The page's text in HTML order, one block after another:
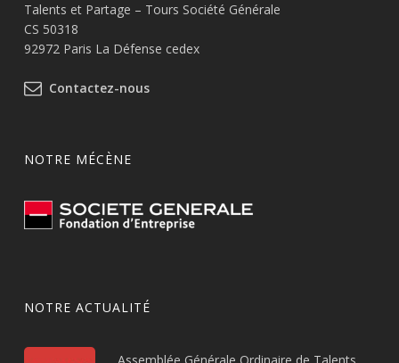
Talents et Partage – Tours Société Générale
CS 50318
92972 Paris La Défense cedex
Contactez-nous
NOTRE MÉCÈNE
NOTRE ACTUALITÉ
Assemblée Générale Ordinaire de Talents